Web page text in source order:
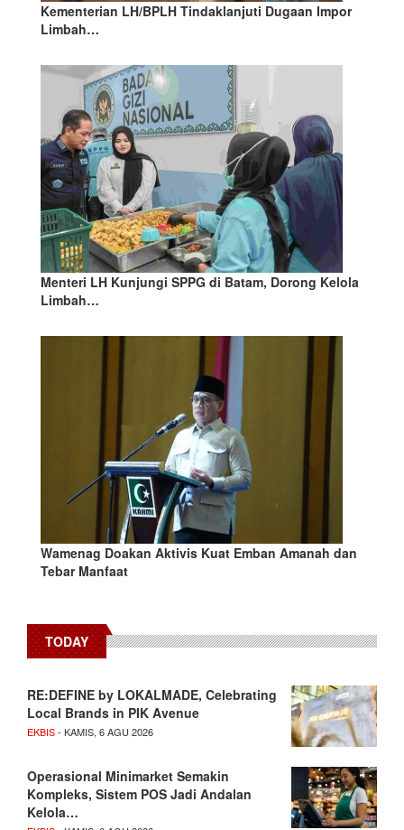
Kementerian LH/BPLH Tindaklanjuti Dugaan Impor
Limbah…
Menteri LH Kunjungi SPPG di Batam, Dorong Kelola
Limbah…
Wamenag Doakan Aktivis Kuat Emban Amanah dan
Tebar Manfaat
TODAY
RE:DEFINE by LOKALMADE, Celebrating
Local Brands in PIK Avenue
EKBIS- KAMIS, 6 AGU 2026
Operasional Minimarket Semakin
Kompleks, Sistem POS Jadi Andalan
Kelola…